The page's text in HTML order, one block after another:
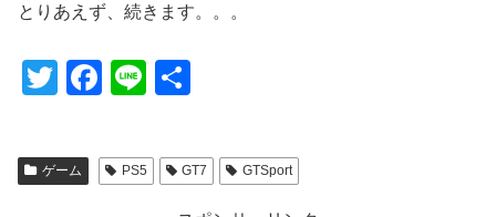
とりあえず、続きます。。。
T
tt
er
F
c
e
Li
e
ゲーム PS5 GT7 GTSport